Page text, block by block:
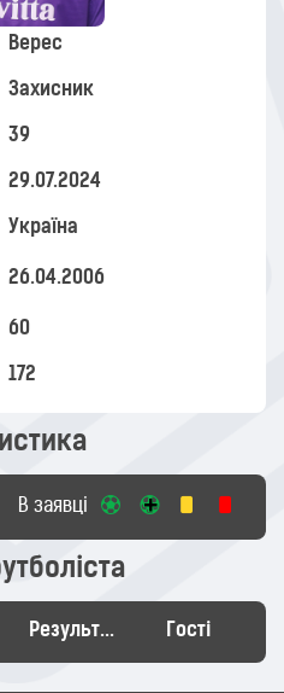
Верес
Захисник
39
29.07.2024
Україна
26.04.2006
60
172
В заявці
Результат Гості